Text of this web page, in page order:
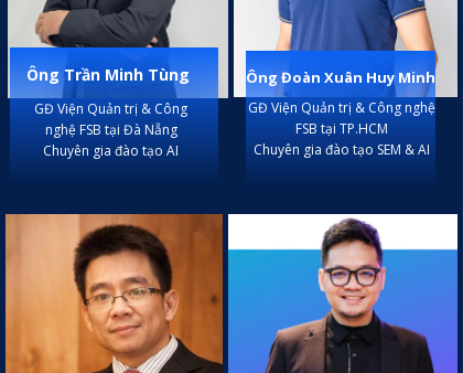
GĐ Viện Quản trị & Công nghệ
FSB tại TP.HCM
Chuyên gia đào tạo SEM & AI
Ông Đoàn Xuân Huy Minh
GĐ Viện Quản trị & Công
nghệ FSB tại Đà Nẵng
Chuyên gia đào tạo AI
Ông Trần Minh Tùng